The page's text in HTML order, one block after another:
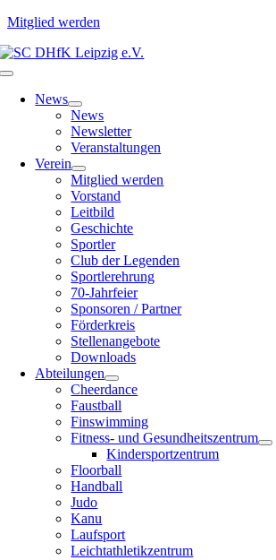
Mitglied werden
Zum
Inhalt
Toggle
NavigationNews
News
Newsletter
Veranstaltungen
Verein
Mitglied werden
Vorstand
Leitbild
Geschichte
Sportler
Club der Legenden
Sportlerehrung
70-Jahrfeier
Sponsoren / Partner
Förderkreis
Stellenangebote
Downloads
Abteilungen
Cheerdance
Faustball
Finswimming
Fitness- und Gesundheitszentrum
Kindersportzentrum
Floorball
Handball
Judo
Kanu
Laufsport
Leichtathletikzentrum